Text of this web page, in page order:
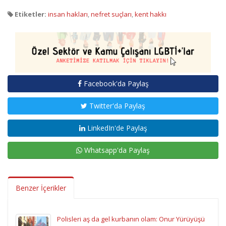
Etiketler: insan hakları,nefret suçları,kent hakkı
Facebook'da Paylaş
Twitter'da Paylaş
LinkedIn'de Paylaş
Whatsapp'da Paylaş
Benzer İçerikler
Polisleri aş da gel kurbanın olam: Onur Yürüyüşü